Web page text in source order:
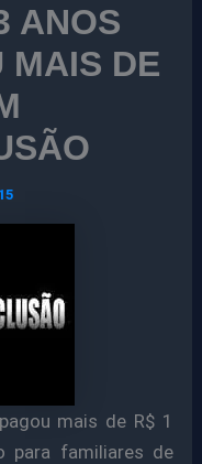
ANOS
MAIS DE
mais de R$ 1
para familiares de